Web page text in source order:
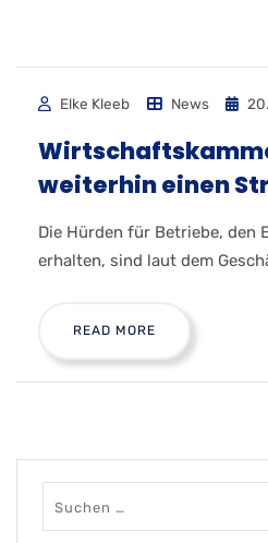
Elke Kleeb News
weiterhin einen
Die Hürden für Betriebe, den
erhalten, sind laut dem
READ MORE